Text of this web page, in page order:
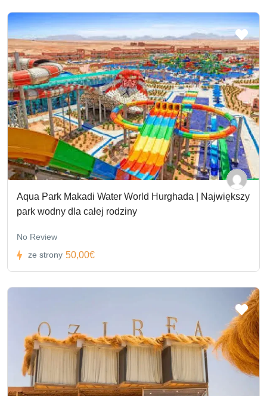
Aqua Park Makadi Water World Hurghada | Największy
park wodny dla całej rodziny
No Review
ze strony 50,00€